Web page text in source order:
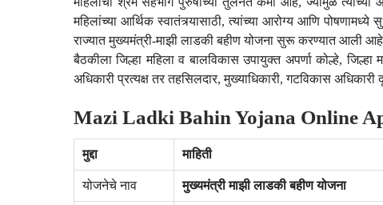
महिलांच्या आर्थिक स्वातंत्र्यासाठी, त्यांच्या आरोग्य आणि
राज्यात मुख्यमंत्री-माझी लाडकी बहीण योजना सुरू करण्यात आली
बैठकीला जिल्हा महिला व बालविकास उपायुक्त अपर्णा कोल्हे,
अधिकारी प्रत्यक्ष तर तहसिलदार, मुख्याधिकारी, गटविकास अधिकारी
Mazi Ladki Bahin Yojana Online
मुद्दा माहिती
योजनेचे नाव मुख्यमंत्री माझी लाडकी बहीण योजना